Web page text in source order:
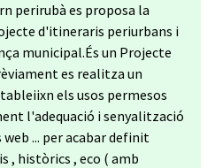
perirubà es proposa la
d'itineraris periurbans i
municipal.És un Projecte
es realitza un
els usos permesos
l'adequació i senyalització
... per acabar definit
, històrics , eco ( amb